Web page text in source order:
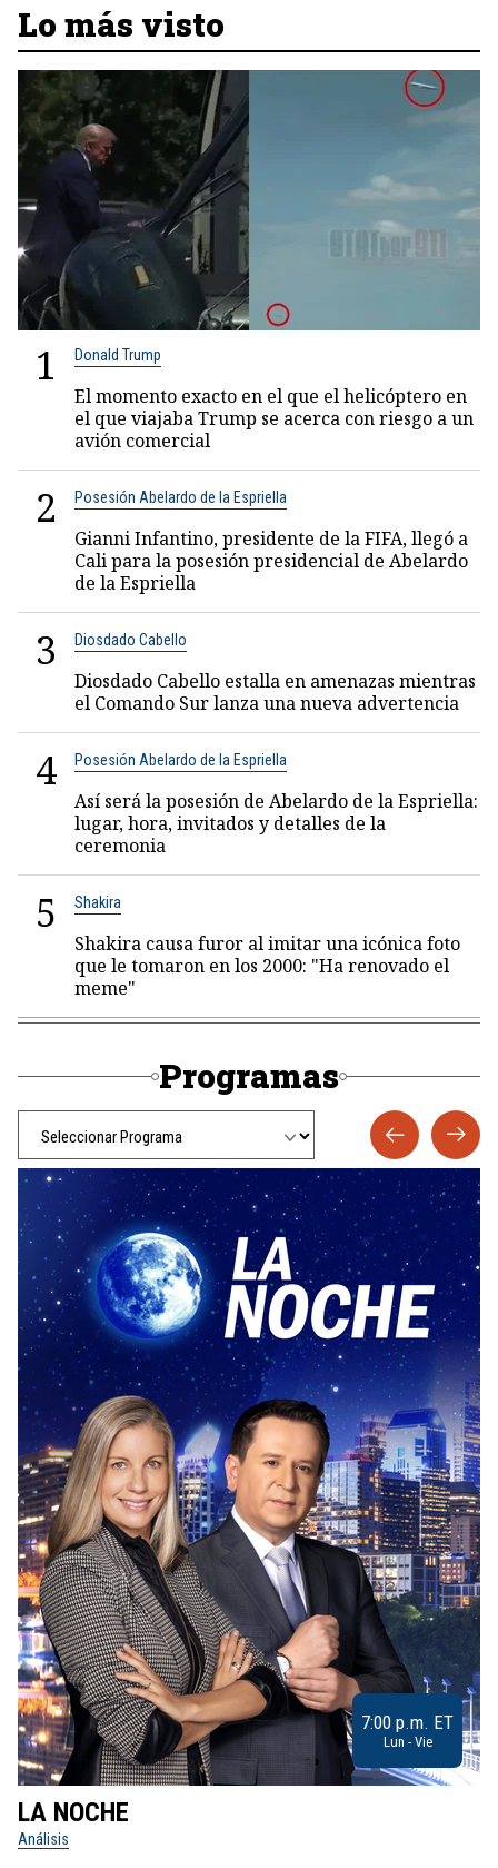
Lo más visto
1 Donald Trump
El momento exacto en el que el helicóptero en
el que viajaba Trump se acerca con riesgo a un
avión comercial
2 Posesión Abelardo de la Espriella
Gianni Infantino, presidente de la FIFA, llegó a
Cali para la posesión presidencial de Abelardo
de la Espriella
3 Diosdado Cabello
Diosdado Cabello estalla en amenazas mientras
el Comando Sur lanza una nueva advertencia
4 Posesión Abelardo de la Espriella
Así será la posesión de Abelardo de la Espriella:
lugar, hora, invitados y detalles de la
ceremonia
5 Shakira
Shakira causa furor al imitar una icónica foto
que le tomaron en los 2000: "Ha renovado el
meme"
Programas
7:00 p.m. ET
Lun - Vie
LA NOCHE
Análisis